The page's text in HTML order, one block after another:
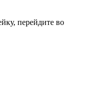
перейдите во